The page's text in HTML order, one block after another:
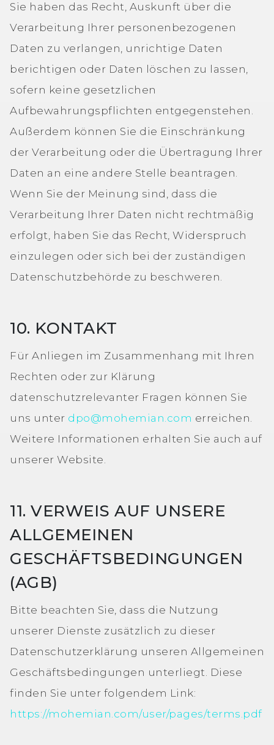
Sie haben das Recht, Auskunft über die
Verarbeitung Ihrer personenbezogenen
Daten zu verlangen, unrichtige Daten
berichtigen oder Daten löschen zu lassen,
sofern keine gesetzlichen
Aufbewahrungspflichten entgegenstehen.
Außerdem können Sie die Einschränkung
der Verarbeitung oder die Übertragung Ihrer
Daten an eine andere Stelle beantragen.
Wenn Sie der Meinung sind, dass die
Verarbeitung Ihrer Daten nicht rechtmäßig
erfolgt, haben Sie das Recht, Widerspruch
einzulegen oder sich bei der zuständigen
Datenschutzbehörde zu beschweren.
10. KONTAKT
Für Anliegen im Zusammenhang mit Ihren
Rechten oder zur Klärung
datenschutzrelevanter Fragen können Sie
uns unter dpo@mohemian.com erreichen.
Weitere Informationen erhalten Sie auch auf
unserer Website.
11. VERWEIS AUF UNSERE
ALLGEMEINEN
GESCHÄFTSBEDINGUNGEN
(AGB)
Bitte beachten Sie, dass die Nutzung
unserer Dienste zusätzlich zu dieser
Datenschutzerklärung unseren Allgemeinen
Geschäftsbedingungen unterliegt. Diese
finden Sie unter folgendem Link:
https://mohemian.com/user/pages/terms.pdf